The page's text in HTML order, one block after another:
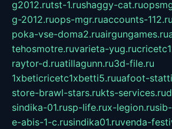
g2012.rutst-1.rushaggy-cat.ru
g-2012.ruops-mgr.ruaccounts-112.ru
poka-vse-doma2.ruairgungames.ru
tehosmotre.ruvarieta-yug.ru
raytor-d.ruatillagunn.ru3d-file.ru
1xbeticricetc1xbetti5.ruuafoot-
store-brawl-stars.rukts-services.ru
sindika-01.rusp-life.rux-legion.ru
e-abis-1-c.rusindika01.ruvenda-